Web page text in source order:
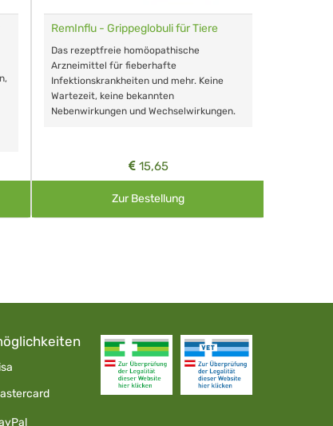
RemInflu - Grippeglobuli für Tiere
Das rezeptfreie homöopathische
Arzneimittel für fieberhafte
Infektionskrankheiten und mehr. Keine
Wartezeit, keine bekannten
Nebenwirkungen und Wechselwirkungen.
15,65
Zur Bestellung